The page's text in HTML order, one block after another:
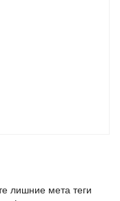
лишние мета теги